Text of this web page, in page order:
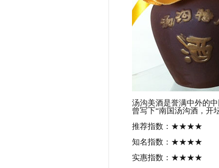
汤沟美酒是誉满中外的
曾写下“南国汤沟酒，开
推荐指数：★★★★
知名指数：★★★★
实惠指数：★★★★